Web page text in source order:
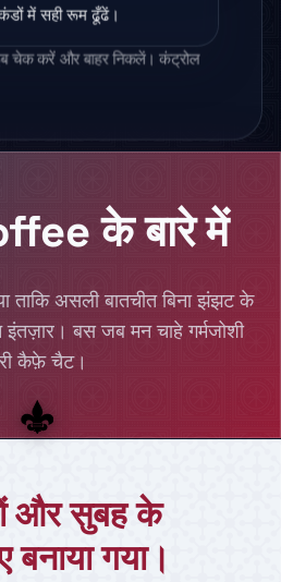
में सही रूम ढूँढें।
चेक करें और बाहर निकलें। कंट्रोल
के बारे में
ताकि असली बातचीत बिना झंझट के
बस जब मन चाहे गर्मजोशी
कैफ़े चैट।
और सुबह के
गया।